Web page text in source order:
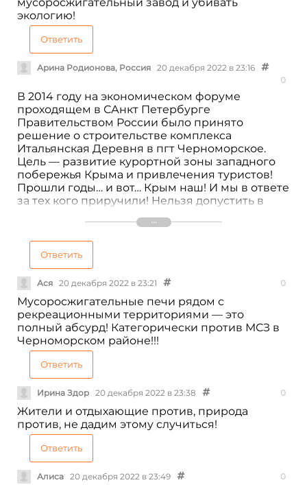
экологию!
Ответить
Арина Родионова, Россия 20 декабря 2022 в 23:16
0
В 2014 году на экономическом форуме
проходящем в САнкт Петербурге
Правительством России было принято
решение о строительстве комплекса
Итальянская Деревня в пгт Черноморское.
Цель — развитие курортной зоны западного
побережья Крыма и привлечения туристов!
Прошли годы… и вот… Крым наш! И мы в ответе
за тех кого приручили! Нельзя допустить в
объектов типа МСЗ, ставить печи по
утилизации отходов и пр непозволительные
для данного региона промышленные
объекты!!!
Ответить
Ася 20 декабря 2022 в 23:21 0
Мусоросжигательные печи рядом с
рекреационными территориями — это
полный абсурд! Категорически против МСЗ в
Черноморском районе!!!
Ответить
Ирина Здор 20 декабря 2022 в 23:38 0
Жители и отдыхающие против, природа
против, не дадим этому случиться!
Ответить
Алиса 20 декабря 2022 в 23:49 0